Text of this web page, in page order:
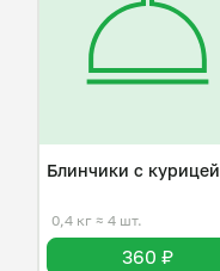
Блинчики с курицей
0,4 кг ≈ 4 шт.
360 ₽